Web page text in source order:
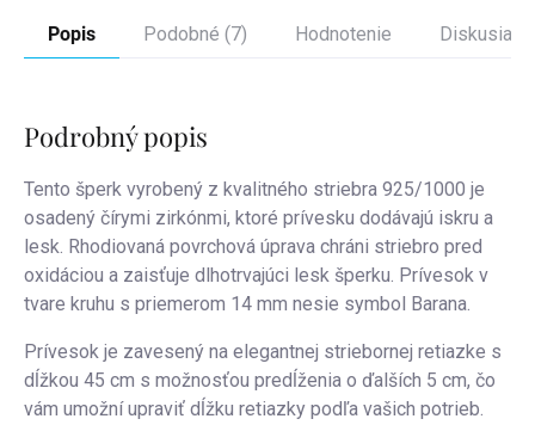
Popis Podobné (7) Hodnotenie Diskusia
Podrobný popis
Tento šperk vyrobený z kvalitného striebra 925/1000 je
osadený čírymi zirkónmi, ktoré prívesku dodávajú iskru a
lesk. Rhodiovaná povrchová úprava chráni striebro pred
oxidáciou a zaisťuje dlhotrvajúci lesk šperku. Prívesok v
tvare kruhu s priemerom 14 mm nesie symbol Barana.
Prívesok je zavesený na elegantnej striebornej retiazke s
dĺžkou 45 cm s možnosťou predĺženia o ďalších 5 cm, čo
vám umožní upraviť dĺžku retiazky podľa vašich potrieb.